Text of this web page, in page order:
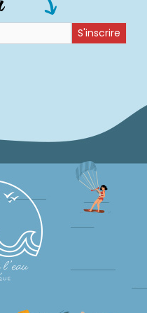
S'inscrire